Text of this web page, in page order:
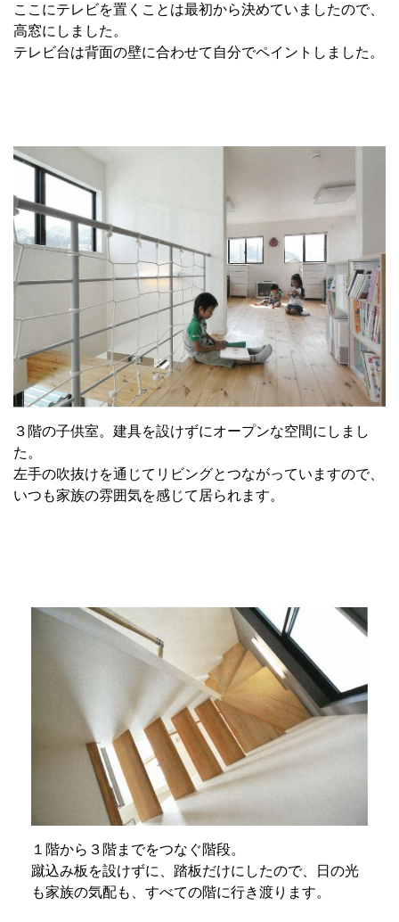
ここにテレビを置くことは最初から決めていましたので、
高窓にしました。
テレビ台は背面の壁に合わせて自分でペイントしました。
３階の子供室。建具を設けずにオープンな空間にしまし
た。
左手の吹抜けを通じてリビングとつながっていますので、
いつも家族の雰囲気を感じて居られます。
１階から３階までをつなぐ階段。
蹴込み板を設けずに、踏板だけにしたので、日の光
も家族の気配も、すべての階に行き渡ります。